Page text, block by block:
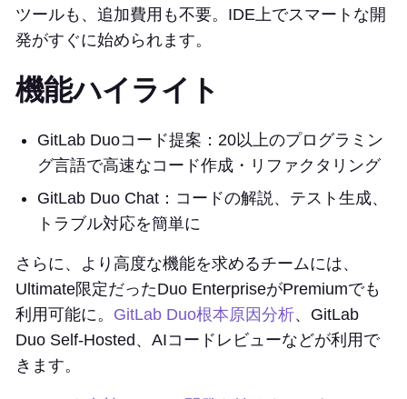
ツールも、追加費用も不要。IDE上でスマートな開
発がすぐに始められます。
機能ハイライト
GitLab Duoコード提案：20以上のプログラミン
グ言語で高速なコード作成・リファクタリング
GitLab Duo Chat：コードの解説、テスト生成、
トラブル対応を簡単に
さらに、より高度な機能を求めるチームには、
Ultimate限定だったDuo EnterpriseがPremiumでも
利用可能に。 GitLab Duo根本原因分析、GitLab
Duo Self-Hosted、AIコードレビューなどが利用で
きます。